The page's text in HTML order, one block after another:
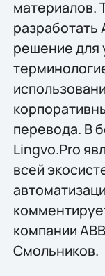
материалов.
разработать
решение для
перевода. В
Lingvo.Pro
всей
компании
Смольников.